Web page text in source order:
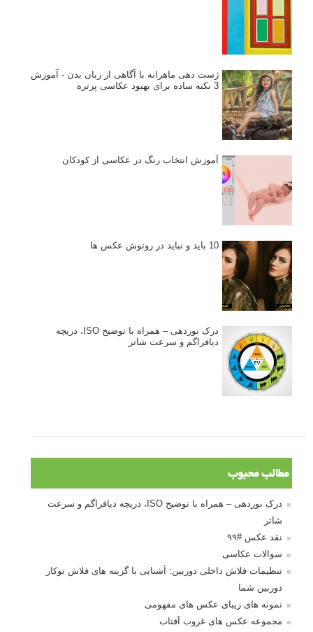
ژست دهی ماهرانه با آگاهی از زبان بدن - آموزش
3 نکته ساده برای بهبود عکاسی پرتره
آموزش انتخاب رنگ در عکاسی از کودکان
10 باید و نباید در روتوش عکس ها
درک نوردهی – همراه با توضیح ISO، دریچه
دیافراگم و سرعت شاتر
مطالب محبوب
درک نوردهی – همراه با توضیح ISO، دریچه دیافراگم و سرعت
شاتر
نقد عکس #۹۹
سوالات عکاسی
تنظیمات فلاش داخلی دوربین: آشنایی با گزینه های فلاش توکار
دوربین شما
نمونه های زیبای عکس های مفهومی
مجموعه عکس های غروب آفتاب